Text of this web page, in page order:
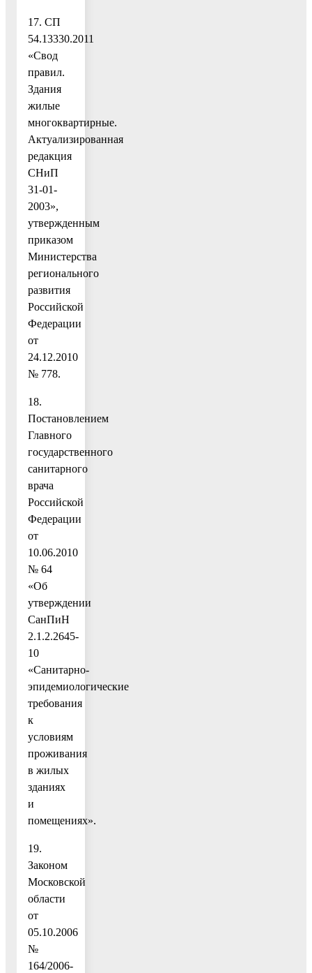
17. СП
54.13330.2011
«Свод
правил.
Здания
жилые
многоквартирные.
Актуализированная
редакция
СНиП
31-01-
2003»,
утвержденным
приказом
Министерства
регионального
развития
Российской
Федерации
от
24.12.2010
№ 778.
18.
Постановлением
Главного
государственного
санитарного
врача
Российской
Федерации
от
10.06.2010
№ 64
«Об
утверждении
СанПиН
2.1.2.2645-
10
«Санитарно-
эпидемиологические
требования
к
условиям
проживания
в жилых
зданиях
и
помещениях».
19.
Законом
Московской
области
от
05.10.2006
№
164/2006-